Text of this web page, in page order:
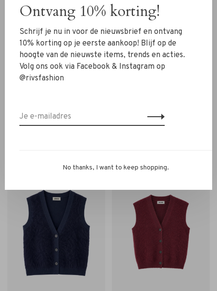
Zenggi Amsterdam
Zenggi Soft Furry Alpaca
Zenggi Amsterdam
Zenggi Soft Furry Alpaca
Ontvang 10% korting!
Schrijf je nu in voor de nieuwsbrief en ontvang
10% korting op je eerste aankoop! Blijf op de
hoogte van de nieuwste items, trends en acties.
Volg ons ook via Facebook & Instagram op
@rivsfashion
No thanks, I want to keep shopping.